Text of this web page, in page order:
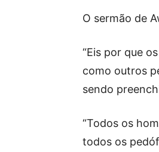
O sermão de
“Eis por que
como outros
sendo
“Todos os
todos os